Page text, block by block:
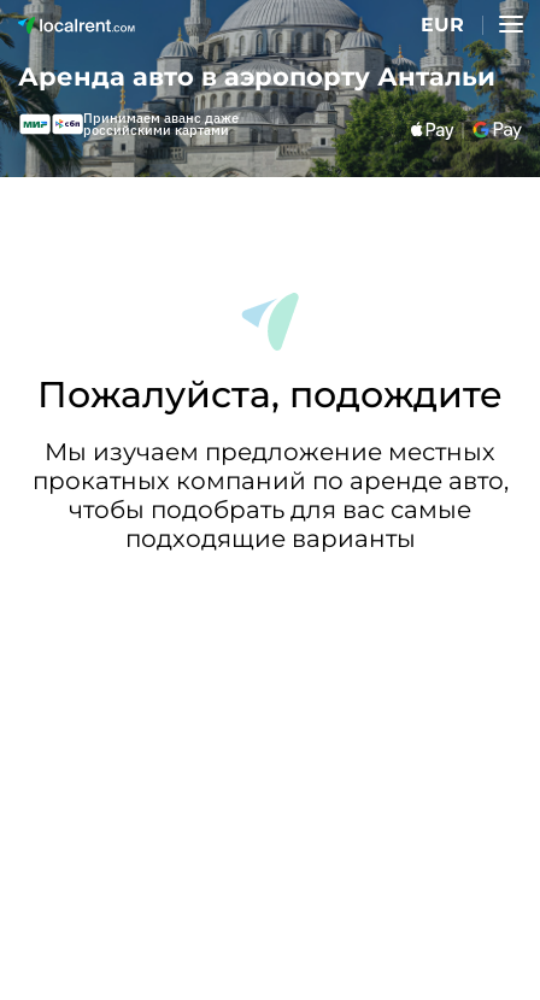
EUR
Аренда авто в аэропорту Антальи
Принимаем аванс даже
российскими картами
Пожалуйста, подождите
Мы изучаем предложение местных
прокатных компаний по аренде авто,
чтобы подобрать для вас самые
подходящие варианты